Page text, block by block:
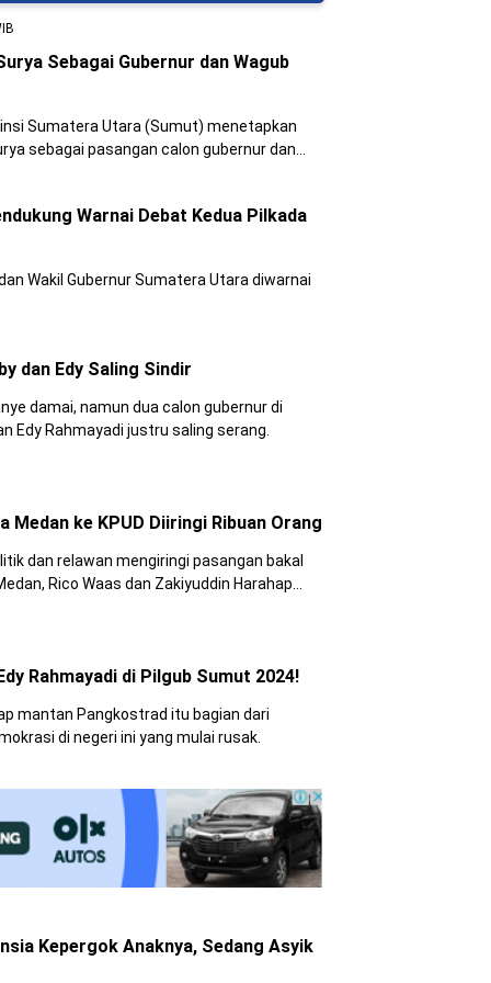
Sebagai Gubernur dan Wagub
Sumatera Utara (Sumut) menetapkan
sebagai pasangan calon gubernur dan
Warnai Debat Kedua Pilkada
Wakil Gubernur Sumatera Utara diwarnai
dan Edy Saling Sindir
damai, namun dua calon gubernur di
Edy Rahmayadi justru saling serang.
ke KPUD Diiringi Ribuan Orang
dan relawan mengiringi pasangan bakal
Rico Waas dan Zakiyuddin Harahap
Rahmayadi di Pilgub Sumut 2024!
mantan Pangkostrad itu bagian dari
di negeri ini yang mulai rusak.
Kepergok Anaknya, Sedang Asyik